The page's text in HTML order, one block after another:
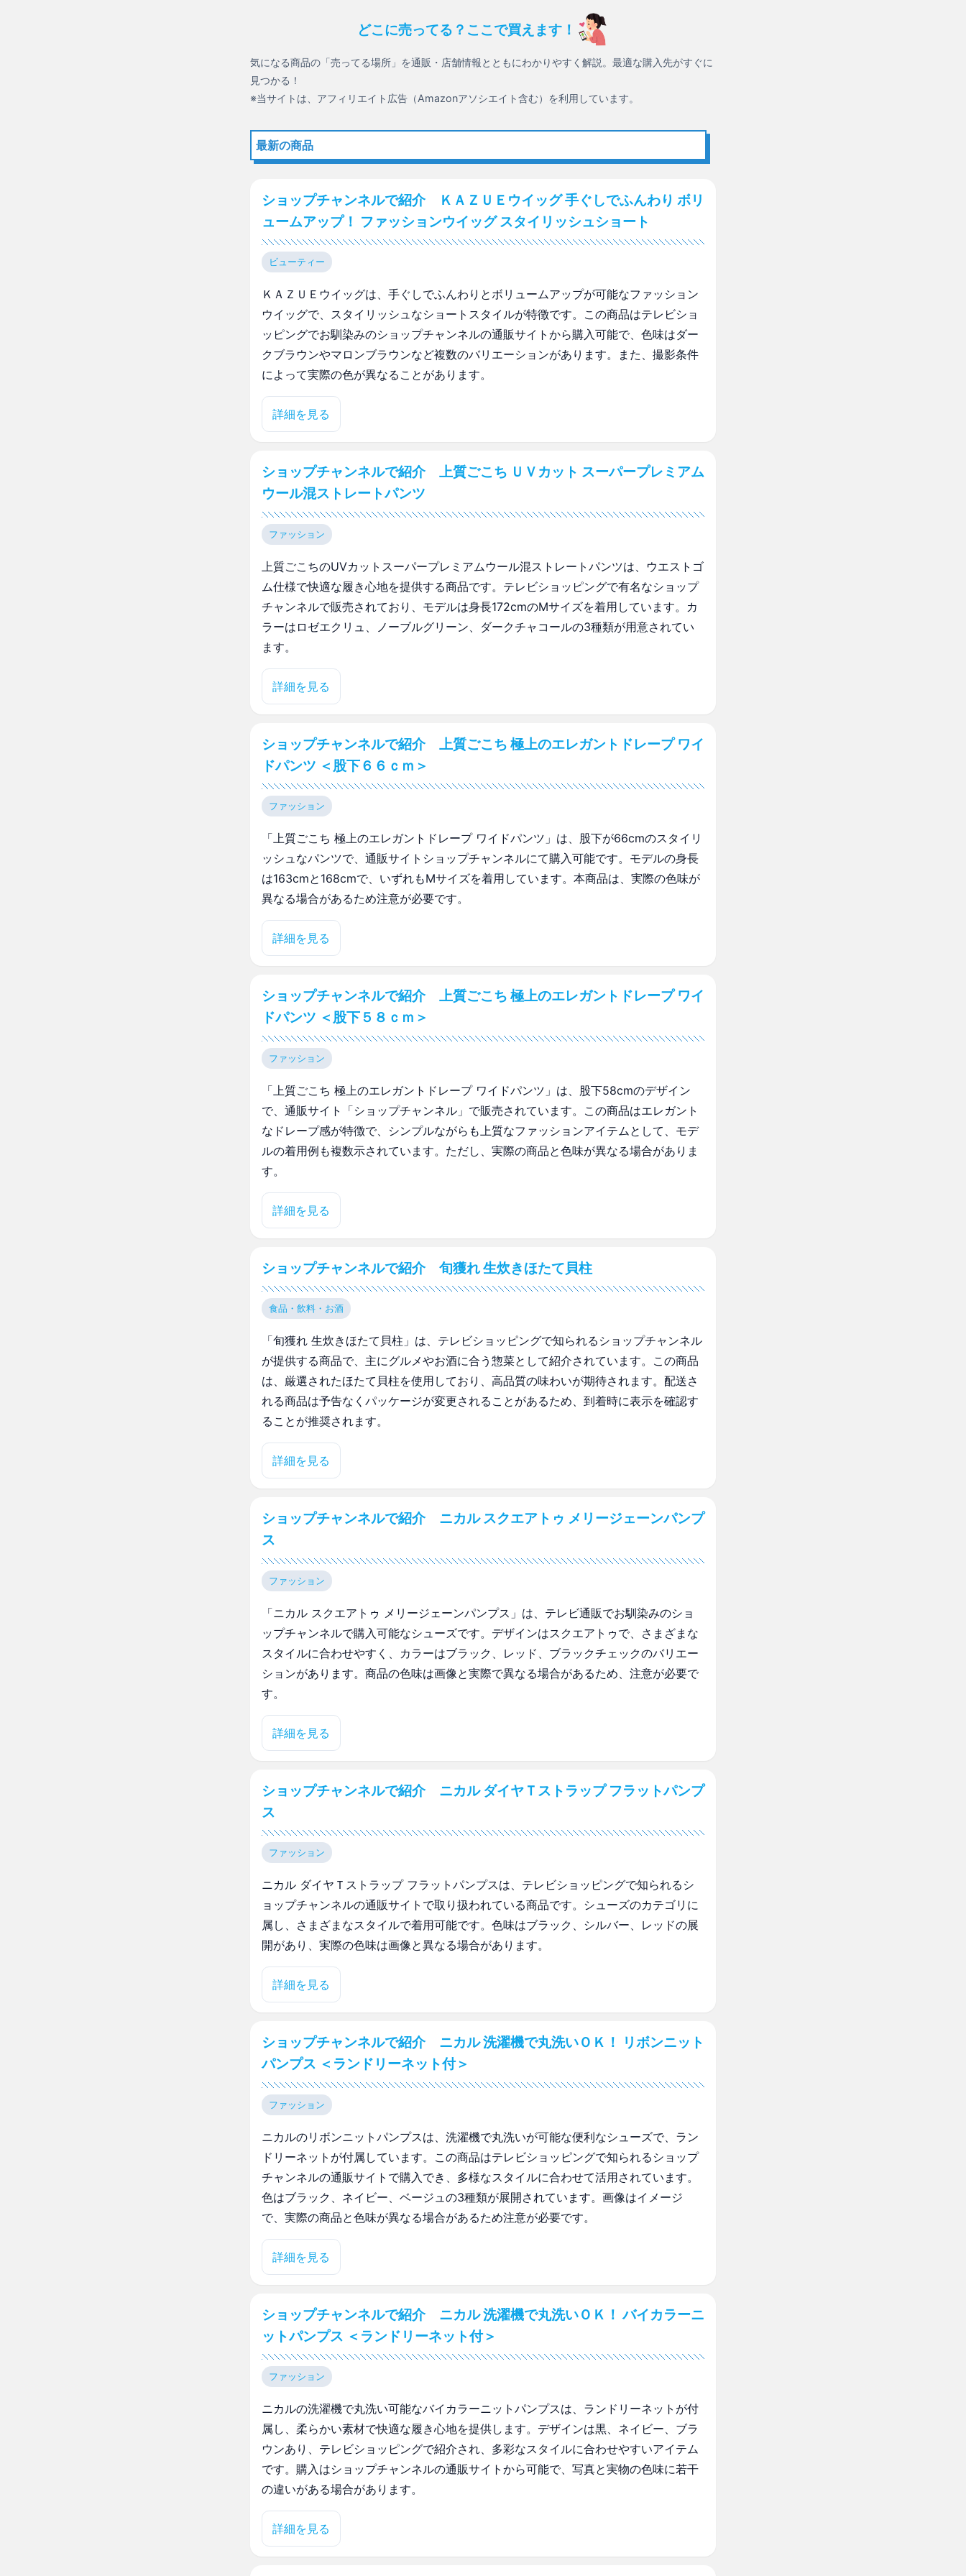
どこに売ってる？ここで買えます！
気になる商品の「売ってる場所」を通販・店舗情報とともにわかりやすく解説。最適な購入先がすぐに
見つかる！
※当サイトは、アフィリエイト広告（Amazonアソシエイト含む）を利用しています。
最新の商品
ショップチャンネルで紹介 ＫＡＺＵＥウイッグ 手ぐしでふんわり ボリ
ュームアップ！ ファッションウイッグ スタイリッシュショート
ビューティー
ＫＡＺＵＥウイッグは、手ぐしでふんわりとボリュームアップが可能なファッション
ウイッグで、スタイリッシュなショートスタイルが特徴です。この商品はテレビショ
ッピングでお馴染みのショップチャンネルの通販サイトから購入可能で、色味はダー
クブラウンやマロンブラウンなど複数のバリエーションがあります。また、撮影条件
によって実際の色が異なることがあります。
詳細を見る
ショップチャンネルで紹介 上質ごこち ＵＶカット スーパープレミアム
ウール混ストレートパンツ
ファッション
上質ごこちのUVカットスーパープレミアムウール混ストレートパンツは、ウエストゴ
ム仕様で快適な履き心地を提供する商品です。テレビショッピングで有名なショップ
チャンネルで販売されており、モデルは身長172cmのMサイズを着用しています。カ
ラーはロゼエクリュ、ノーブルグリーン、ダークチャコールの3種類が用意されてい
ます。
詳細を見る
ショップチャンネルで紹介 上質ごこち 極上のエレガントドレープ ワイ
ドパンツ ＜股下６６ｃｍ＞
ファッション
「上質ごこち 極上のエレガントドレープ ワイドパンツ」は、股下が66cmのスタイリ
ッシュなパンツで、通販サイトショップチャンネルにて購入可能です。モデルの身長
は163cmと168cmで、いずれもMサイズを着用しています。本商品は、実際の色味が
異なる場合があるため注意が必要です。
詳細を見る
ショップチャンネルで紹介 上質ごこち 極上のエレガントドレープ ワイ
ドパンツ ＜股下５８ｃｍ＞
ファッション
「上質ごこち 極上のエレガントドレープ ワイドパンツ」は、股下58cmのデザイン
で、通販サイト「ショップチャンネル」で販売されています。この商品はエレガント
なドレープ感が特徴で、シンプルながらも上質なファッションアイテムとして、モデ
ルの着用例も複数示されています。ただし、実際の商品と色味が異なる場合がありま
す。
詳細を見る
ショップチャンネルで紹介 旬獲れ 生炊きほたて貝柱
食品・飲料・お酒
「旬獲れ 生炊きほたて貝柱」は、テレビショッピングで知られるショップチャンネル
が提供する商品で、主にグルメやお酒に合う惣菜として紹介されています。この商品
は、厳選されたほたて貝柱を使用しており、高品質の味わいが期待されます。配送さ
れる商品は予告なくパッケージが変更されることがあるため、到着時に表示を確認す
ることが推奨されます。
詳細を見る
ショップチャンネルで紹介 ニカル スクエアトゥ メリージェーンパンプ
ス
ファッション
「ニカル スクエアトゥ メリージェーンパンプス」は、テレビ通販でお馴染みのショ
ップチャンネルで購入可能なシューズです。デザインはスクエアトゥで、さまざまな
スタイルに合わせやすく、カラーはブラック、レッド、ブラックチェックのバリエー
ションがあります。商品の色味は画像と実際で異なる場合があるため、注意が必要で
す。
詳細を見る
ショップチャンネルで紹介 ニカル ダイヤＴストラップ フラットパンプ
ス
ファッション
ニカル ダイヤＴストラップ フラットパンプスは、テレビショッピングで知られるシ
ョップチャンネルの通販サイトで取り扱われている商品です。シューズのカテゴリに
属し、さまざまなスタイルで着用可能です。色味はブラック、シルバー、レッドの展
開があり、実際の色味は画像と異なる場合があります。
詳細を見る
ショップチャンネルで紹介 ニカル 洗濯機で丸洗いＯＫ！ リボンニット
パンプス ＜ランドリーネット付＞
ファッション
ニカルのリボンニットパンプスは、洗濯機で丸洗いが可能な便利なシューズで、ラン
ドリーネットが付属しています。この商品はテレビショッピングで知られるショップ
チャンネルの通販サイトで購入でき、多様なスタイルに合わせて活用されています。
色はブラック、ネイビー、ベージュの3種類が展開されています。画像はイメージ
で、実際の商品と色味が異なる場合があるため注意が必要です。
詳細を見る
ショップチャンネルで紹介 ニカル 洗濯機で丸洗いＯＫ！ バイカラーニ
ットパンプス ＜ランドリーネット付＞
ファッション
ニカルの洗濯機で丸洗い可能なバイカラーニットパンプスは、ランドリーネットが付
属し、柔らかい素材で快適な履き心地を提供します。デザインは黒、ネイビー、ブラ
ウンあり、テレビショッピングで紹介され、多彩なスタイルに合わせやすいアイテム
です。購入はショップチャンネルの通販サイトから可能で、写真と実物の色味に若干
の違いがある場合があります。
詳細を見る